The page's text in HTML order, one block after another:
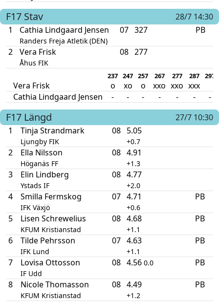
F17 Stav
28/7 14:30
1
Cathia Lindgaard Jensen
Randers Freja Atletik (DEN)
07 327 PB
2 Vera Frisk
Åhus FIK
08 277
237 247 257 267 277 287 297
Vera Frisk o xo o xxo xxo xxx
Cathia Lindgaard Jensen
- - - - - - -
F17 Längd
27/7 10:30
1
Tinja Strandmark
Ljungby FIK
08 5.05
+0.7
2 Ella Nilsson
Höganäs FF
08 4.91
+1.3
3 Elin Lindberg
Ystads IF
08 4.77
+2.0
4 Smilla Fermskog
IFK Växjö
07 4.71
+0.6
PB
5 Lisen Schrewelius
KFUM Kristianstad
08 4.68
+1.1
PB
6 Tilde Pehrsson
IFK Lund
07 4.63
+1.1
PB
7 Lovisa Ottosson
IF Udd
08 4.56 0.0 PB
8 Nicole Thomasson
KFUM Kristianstad
08 4.49
+1.2
PB